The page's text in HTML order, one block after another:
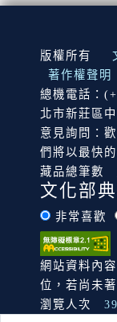
:::
版權所有
著作權聲明
總機電話：
北市新莊區
意見詢問：
們將以最快
藏品總筆數
文化部
非常喜歡
網站資料內
位，若尚未
瀏覽人次